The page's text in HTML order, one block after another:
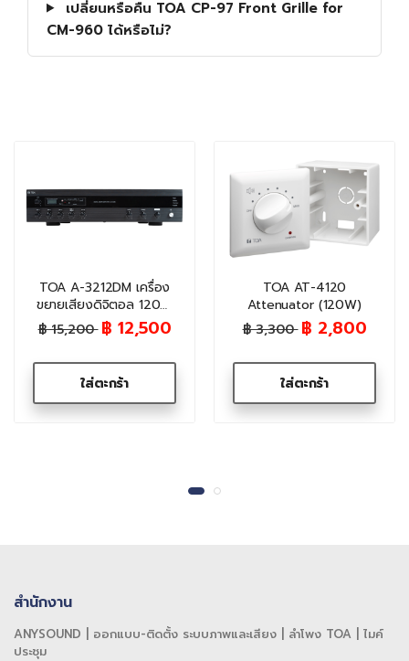
เปลี่ยนหรือคืน TOA CP-97 Front Grille for
CM-960 ได้หรือไม่?
TOA A-3212DM เครื่อง
ขยายเสียงดิจิตอล 120W
(มี Bluetooth/MP3)
฿ 15,200 ฿ 12,500
ใส่ตะกร้า
TOA AT-4120
Attenuator (120W)
฿ 3,300 ฿ 2,800
ใส่ตะกร้า
สำนักงาน
ANYSOUND | ออกแบบ-ติดตั้ง ระบบภาพและเสียง | ลำโพง TOA | ไมค์
ประชุม